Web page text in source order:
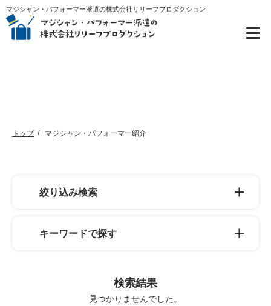
マジシャン・パフォーマー派遣の株式会社リリーフプロダクション
トップ マジシャン・パフォーマー紹介
絞り込み検索
キーワードで探す
検索結果
見つかりませんでした。